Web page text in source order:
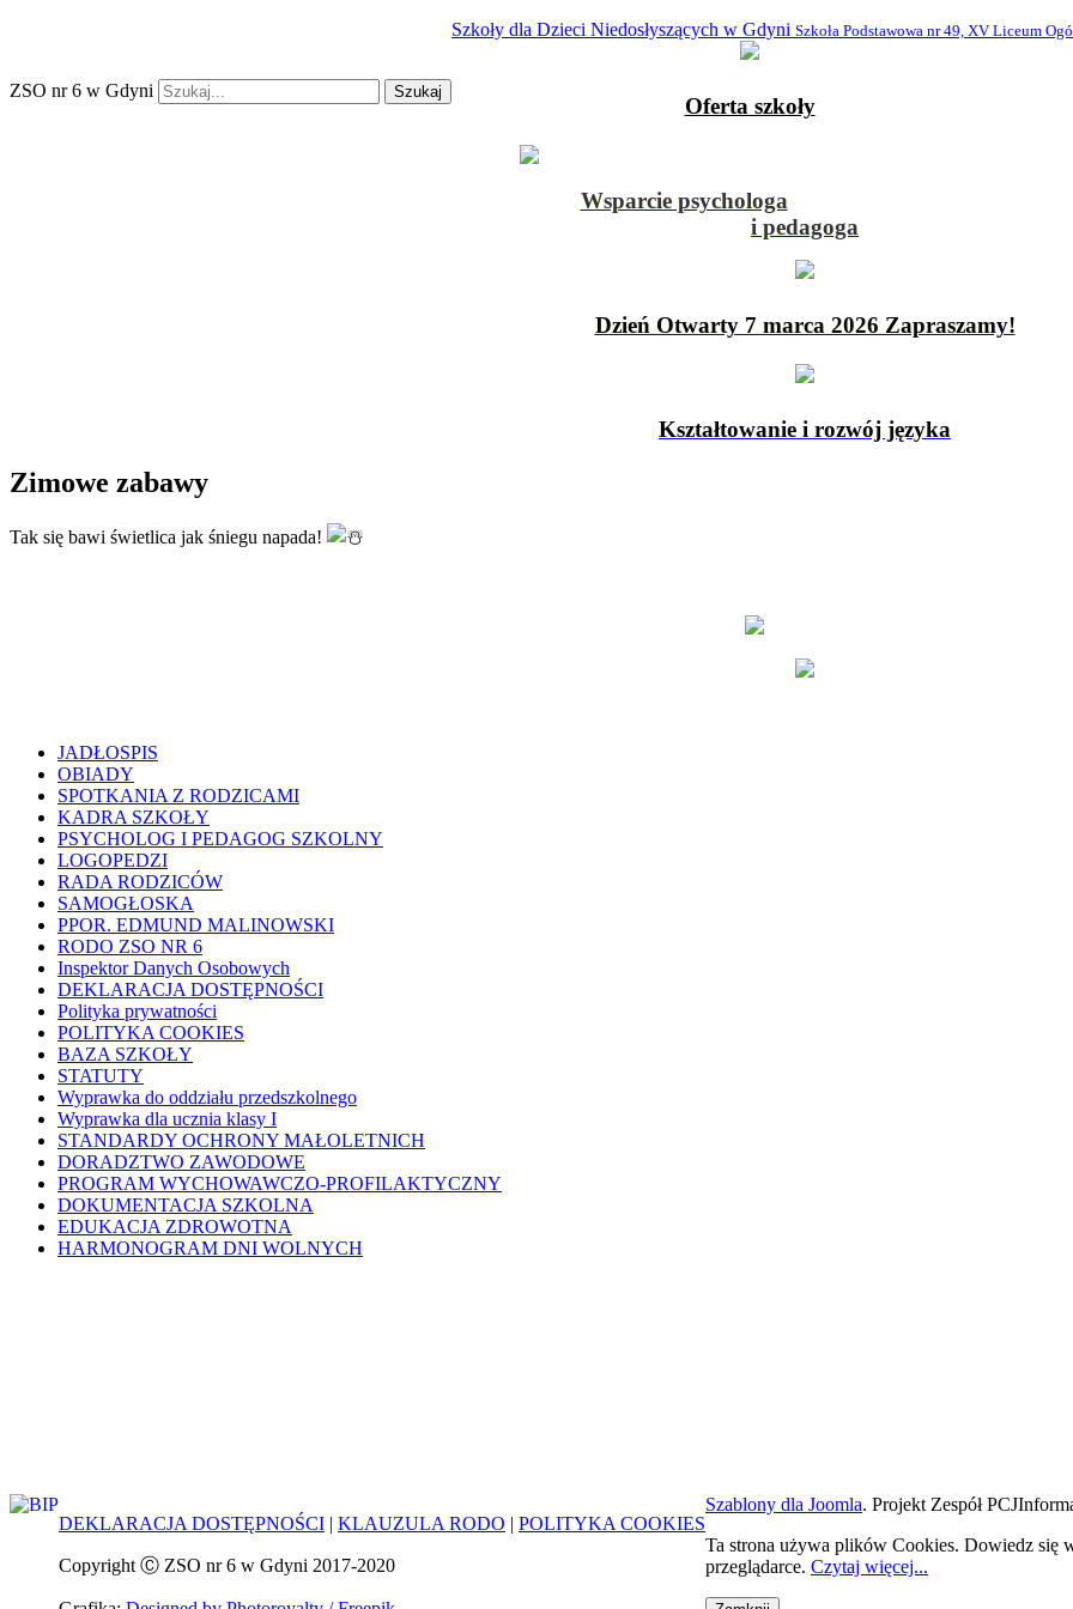
ZSO nr 6 w Gdyni Szukaj
Szkoły dla Dzieci Niedosłyszących w Gdyni Szkoła Podstawowa nr 49, XV Liceum
Oferta szkoły
Wsparcie psychologa
i pedagoga
Dzień Otwarty 7 marca 2026 Zapraszamy!
Kształtowanie i rozwój języka
Zimowe zabawy
Tak się bawi świetlica jak śniegu napada!
JADŁOSPIS
OBIADY
SPOTKANIA Z RODZICAMI
KADRA SZKOŁY
PSYCHOLOG I PEDAGOG SZKOLNY
LOGOPEDZI
RADA RODZICÓW
SAMOGŁOSKA
PPOR. EDMUND MALINOWSKI
RODO ZSO NR 6
Inspektor Danych Osobowych
DEKLARACJA DOSTĘPNOŚCI
Polityka prywatności
POLITYKA COOKIES
BAZA SZKOŁY
STATUTY
Wyprawka do oddziału przedszkolnego
Wyprawka dla ucznia klasy I
STANDARDY OCHRONY MAŁOLETNICH
DORADZTWO ZAWODOWE
PROGRAM WYCHOWAWCZO-PROFILAKTYCZNY
DOKUMENTACJA SZKOLNA
EDUKACJA ZDROWOTNA
HARMONOGRAM DNI WOLNYCH
DEKLARACJA DOSTĘPNOŚCI | KLAUZULA RODO | POLITYKA COOKIES
Copyright Ⓒ ZSO nr 6 w Gdyni 2017-2020
Szablony dla Joomla. Projekt Zespół PCJ
Ta strona używa plików Cookies. Dowiedz się
przeglądarce. Czytaj więcej...